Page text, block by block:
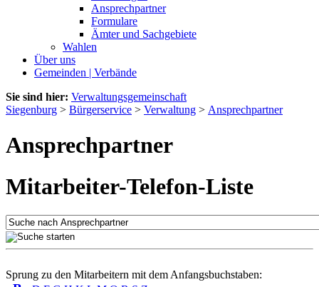
Ansprechpartner
Formulare
Ämter und Sachgebiete
Wahlen
Über uns
Gemeinden | Verbände
Sie sind hier: Verwaltungsgemeinschaft
Siegenburg > Bürgerservice > Verwaltung > Ansprechpartner
Ansprechpartner
Mitarbeiter-Telefon-Liste
Sprung zu den Mitarbeitern mit dem Anfangsbuchstaben: